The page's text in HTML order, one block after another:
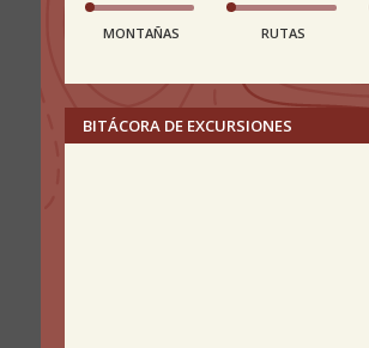
MONTAÑAS RUTAS
BITÁCORA DE EXCURSIONES